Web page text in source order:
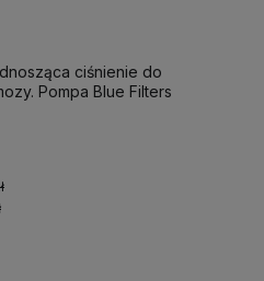
ciśnienie do
Pompa Blue Filters